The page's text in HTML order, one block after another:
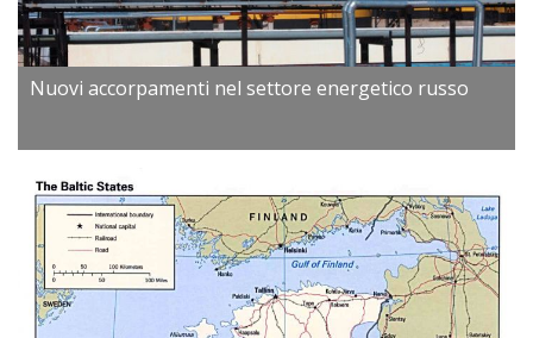
Nuovi accorpamenti nel settore energetico russo